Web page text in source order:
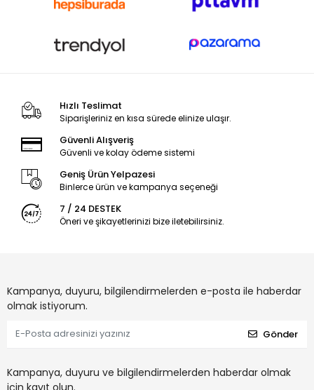
Hızlı Teslimat
Siparişleriniz en kısa sürede elinize ulaşır.
Güvenli Alışveriş
Güvenli ve kolay ödeme sistemi
Geniş Ürün Yelpazesi
Binlerce ürün ve kampanya seçeneği
7 / 24 DESTEK
Öneri ve şikayetlerinizi bize iletebilirsiniz.
Kampanya, duyuru, bilgilendirmelerden e-posta ile haberdar
olmak istiyorum.
Gönder
Kampanya, duyuru ve bilgilendirmelerden haberdar olmak
için kayıt olun.